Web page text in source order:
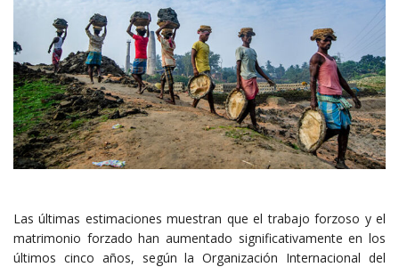
Las últimas estimaciones muestran que el trabajo forzoso y el
matrimonio forzado han aumentado significativamente en los
últimos cinco años, según la Organización Internacional del